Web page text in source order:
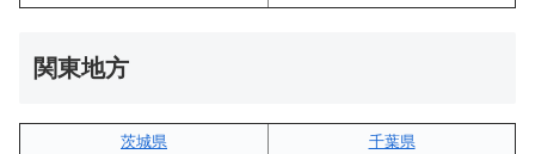
関東地方
茨城県
千葉県